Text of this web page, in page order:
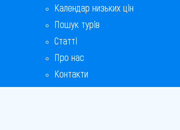
Календар низьких цін
Пошук турів
Статті
Про нас
Контакти
Бонусна програма